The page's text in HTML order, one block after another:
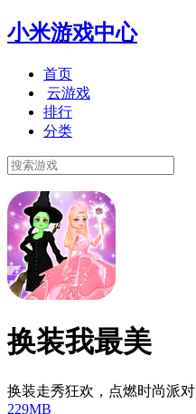
小米游戏中心
首页
云游戏
排行
分类
换装我最美
换装走秀狂欢，点燃时尚派对
229MB